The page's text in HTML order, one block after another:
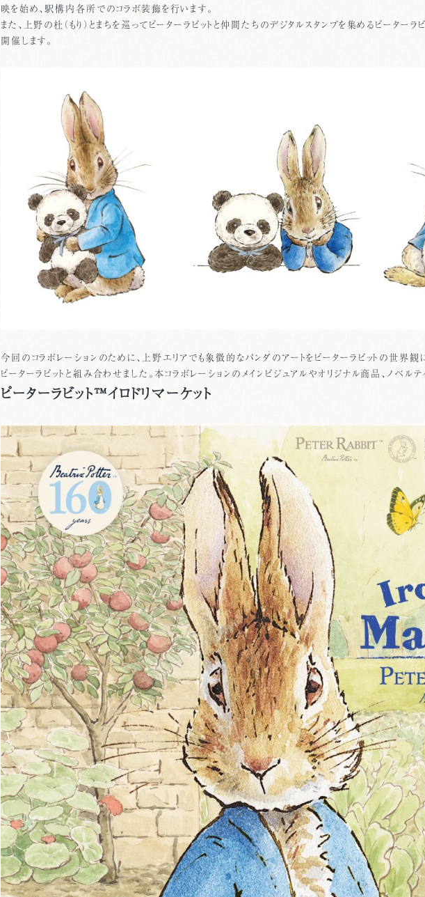
映を始め、駅構内各所でのコラボ装飾を行います。
また、上野の杜（もり）とまちを巡ってピーターラビットと仲間たちのデジタルスタンプを集めるピーターラ
開催します。
今回のコラボレーションのために、上野エリアでも象徴的なパンダのアートをピーターラビットの世界観
ピーターラビットと組み合わせました。本コラボレーションのメインビジュアルやオリジナル商品、ノベル
ピーターラビット™イロドリマーケット